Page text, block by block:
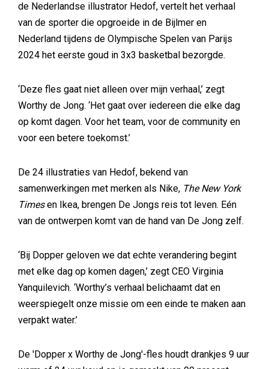
de Nederlandse illustrator Hedof, vertelt het verhaal
van de sporter die opgroeide in de Bijlmer en
Nederland tijdens de Olympische Spelen van Parijs
2024 het eerste goud in 3x3 basketbal bezorgde.
‘Deze fles gaat niet alleen over mijn verhaal,’ zegt
Worthy de Jong. ‘Het gaat over iedereen die elke dag
op komt dagen. Voor het team, voor de community en
voor een betere toekomst.’
De 24 illustraties van Hedof, bekend van
samenwerkingen met merken als Nike, The New York
Timesen Ikea, brengen De Jongs reis tot leven. Eén
van de ontwerpen komt van de hand van De Jong zelf.
‘Bij Dopper geloven we dat echte verandering begint
met elke dag op komen dagen,’ zegt CEO Virginia
Yanquilevich. ‘Worthy’s verhaal belichaamt dat en
weerspiegelt onze missie om een einde te maken aan
verpakt water.’
De 'Dopper x Worthy de Jong'-fles houdt drankjes 9 uur